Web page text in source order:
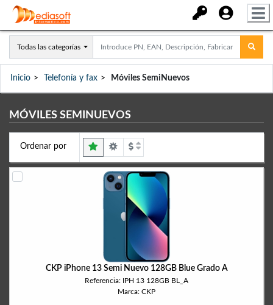
Todas las categorías
Inicio Telefonía y fax Móviles SemiNuevos
MÓVILES SEMINUEVOS
Ordenar por
CKP iPhone 13 Semi Nuevo 128GB Blue Grado A
Referencia: IPH 13 128GB BL_A
Marca: CKP